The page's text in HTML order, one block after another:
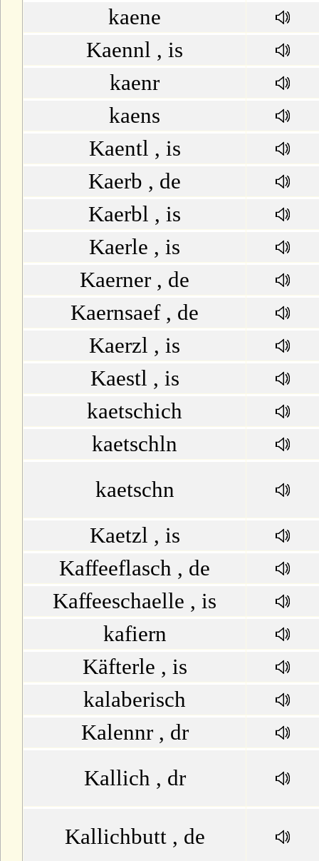
Q
S
T
U
V
Y
Z
kaene
Kaennl , is
kaenr
kaens
Kaentl , is
Kaerb , de
Kaerbl , is
Kaerle , is
Kaerner , de
Kaernsaef , de
Kaerzl , is
Kaestl , is
kaetschich
kaetschln
kaetschn
Kaetzl , is
Kaffeeflasch , de
Kaffeeschaelle , is
kafiern
Käfterle , is
kalaberisch
Kalennr , dr
Kallich , dr
Kallichbutt , de